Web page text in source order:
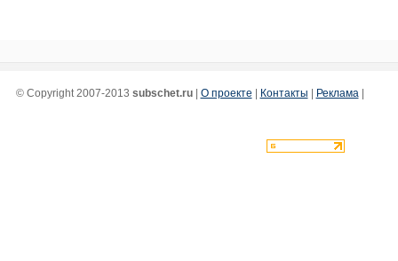
© Copyright 2007-2013 subschet.ru| О проекте | Контакты | Реклама |